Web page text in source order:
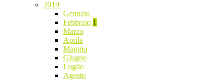
2019
Gennaio
Febbraio 1
Marzo
Aprile
Maggio
Giugno
Luglio
Agosto